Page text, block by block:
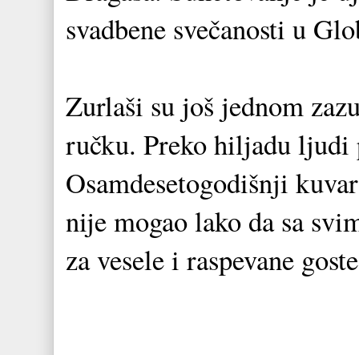
svadbene svečanosti u
Zurlaši su još jednom
ručku. Preko hiljadu ljudi
Osamdesetogodišnji
nije mogao lako da sa
za vesele i raspevane